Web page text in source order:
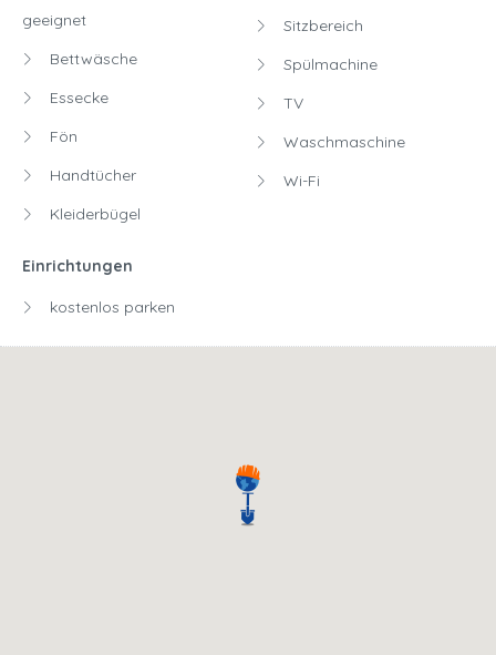
geeignet
Bettwäsche
Essecke
Fön
Handtücher
Kleiderbügel
Sitzbereich
Spülmachine
TV
Waschmaschine
Wi-Fi
Einrichtungen
kostenlos parken